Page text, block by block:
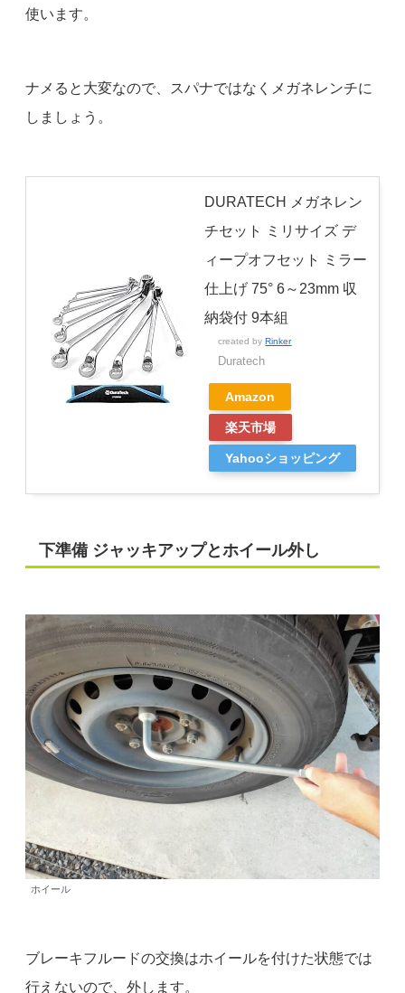
使います。
ナメると大変なので、スパナではなくメガネレンチに
しましょう。
DURATECH メガネレン
チセット ミリサイズ デ
ィープオフセット ミラー
仕上げ 75° 6～23mm 収
納袋付 9本組
created by Rinker
Duratech
Amazon
楽天市場
Yahooショッピング
下準備 ジャッキアップとホイール外し
ホイール
ブレーキフルードの交換はホイールを付けた状態では
行えないので、外します。